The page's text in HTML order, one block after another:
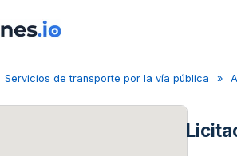
Servicios de transporte por la vía pública